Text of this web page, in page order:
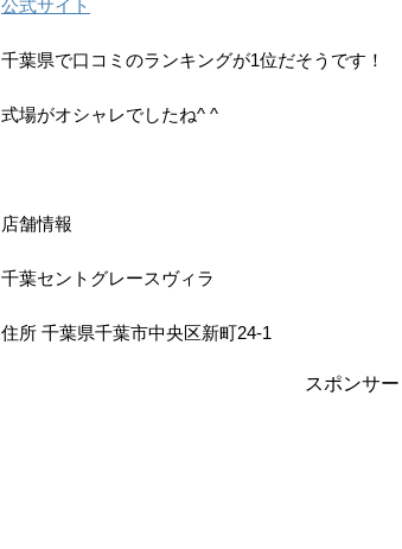
公式サイト
千葉県で口コミのランキングが1位だそうです！
式場がオシャレでしたね^ ^
店舗情報
千葉セントグレースヴィラ
住所 千葉県千葉市中央区新町24-1
スポンサ